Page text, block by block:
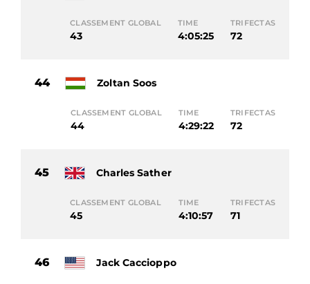
CLASSEMENT GLOBAL
43
TIME
4:05:25
TRIFECTAS
72
44 Zoltan Soos
CLASSEMENT GLOBAL
44
TIME
4:29:22
TRIFECTAS
72
45 Charles Sather
CLASSEMENT GLOBAL
45
TIME
4:10:57
TRIFECTAS
71
46 Jack Caccioppo